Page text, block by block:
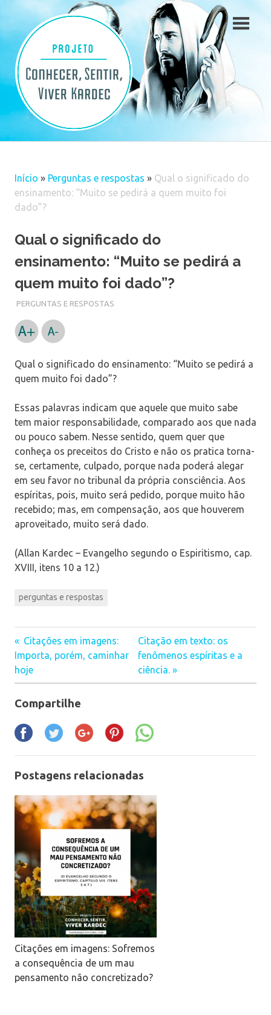
content
Início » Perguntas e respostas » Qual o significado do
ensinamento: “Muito se pedirá a quem muito foi
dado”?
Qual o significado do
ensinamento: “Muito se pedirá a
quem muito foi dado”?
PERGUNTAS E RESPOSTAS
Qual o significado do ensinamento: “Muito se pedirá a
quem muito foi dado”?
Essas palavras indicam que aquele que muito sabe
tem maior responsabilidade, comparado aos que nada
ou pouco sabem. Nesse sentido, quem quer que
conheça os preceitos do Cristo e não os pratica torna-
se, certamente, culpado, porque nada poderá alegar
em seu favor no tribunal da própria consciência. Aos
espíritas, pois, muito será pedido, porque muito hão
recebido; mas, em compensação, aos que houverem
aproveitado, muito será dado.
(Allan Kardec – Evangelho segundo o Espiritismo, cap.
XVIII, itens 10 a 12.)
perguntas e respostas
Navegação
de
Post
Citações em imagens:
Importa, porém, caminhar
hoje
Citação em texto: os
fenômenos espíritas e a
ciência.
Compartilhe
Postagens relacionadas
Citações em imagens: Sofremos
a consequência de um mau
pensamento não concretizado?